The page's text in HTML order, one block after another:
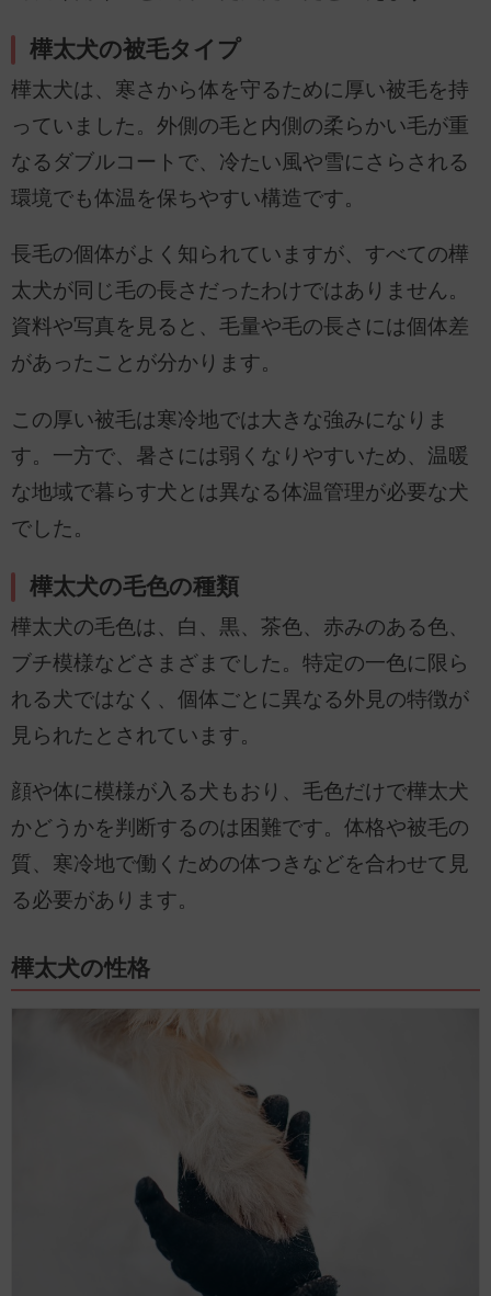
樺太犬の被毛タイプ
樺太犬は、寒さから体を守るために厚い被毛を持
っていました。外側の毛と内側の柔らかい毛が重
なるダブルコートで、冷たい風や雪にさらされる
環境でも体温を保ちやすい構造です。
長毛の個体がよく知られていますが、すべての樺
太犬が同じ毛の長さだったわけではありません。
資料や写真を見ると、毛量や毛の長さには個体差
があったことが分かります。
この厚い被毛は寒冷地では大きな強みになりま
す。一方で、暑さには弱くなりやすいため、温暖
な地域で暮らす犬とは異なる体温管理が必要な犬
でした。
樺太犬の毛色の種類
樺太犬の毛色は、白、黒、茶色、赤みのある色、
ブチ模様などさまざまでした。特定の一色に限ら
れる犬ではなく、個体ごとに異なる外見の特徴が
見られたとされています。
顔や体に模様が入る犬もおり、毛色だけで樺太犬
かどうかを判断するのは困難です。体格や被毛の
質、寒冷地で働くための体つきなどを合わせて見
る必要があります。
樺太犬の性格